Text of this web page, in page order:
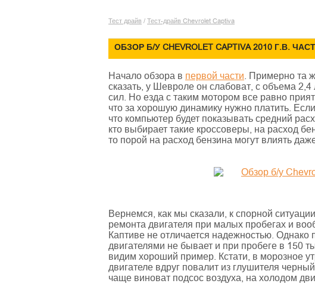
Тест драйв / Тест-драйв Chevrolet Captiva
ОБЗОР Б/У CHEVROLET CAPTIVA 2010 Г.В.
Начало обзора в первой части . Примерно та
сказать, у Шевроле он слабоват, с объема
сил. Но езда с таким мотором все равно
что за хорошую динамику нужно платить.
что компьютер будет показывать средний
кто выбирает такие кроссоверы, на расход
то порой на расход бензина могут влиять
Вернемся, как мы сказали, к спорной
ремонта двигателя при малых пробегах и
Каптиве не отличается надежностью. Однако
двигателями не бывает и при пробеге в 150
видим хороший пример. Кстати, в морозное
двигателе вдруг повалит из глушителя
чаще виноват подсос воздуха, на холодом